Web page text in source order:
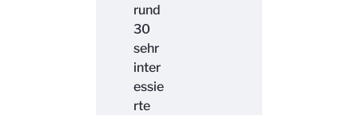
rund
30
sehr
inter
essie
rte